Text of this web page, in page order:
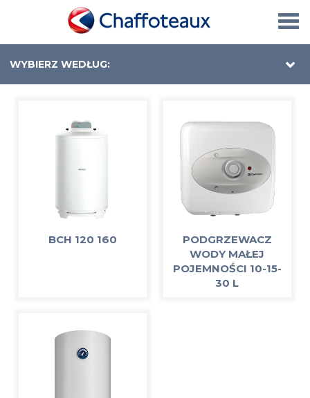
WYBIERZ WEDŁUG:
BCH 120 160
PODGRZEWACZ
WODY MAŁEJ
POJEMNOŚCI 10-15-
30 L